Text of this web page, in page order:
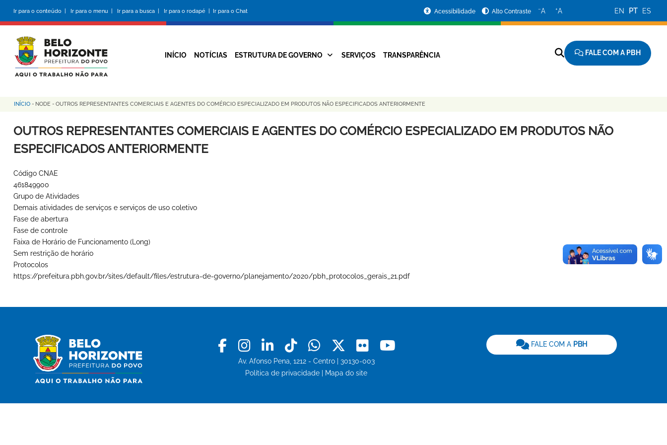
conteúdo
principal
Ir para o conteúdo | Ir para o menu | Ir para a busca | Ir para o rodapé | Ir para o Chat
da
Prefeitura
Acessibilidade Alto Contraste −A +A EN PT ES
Navegação
INÍCIO NOTÍCIAS ESTRUTURA DE GOVERNO SERVIÇOS TRANSPARÊNCIA FALE COM A PBH
Trilha
de
navegação
INÍCIO - NODE - OUTROS REPRESENTANTES COMERCIAIS E AGENTES DO COMÉRCIO ESPECIALIZADO EM PRODUTOS NÃO ESPECIFICADOS ANTERIORMENTE
OUTROS REPRESENTANTES COMERCIAIS E AGENTES DO COMÉRCIO ESPECIALIZADO EM PRODUTOS NÃO
ESPECIFICADOS ANTERIORMENTE
Código CNAE
461849900
Grupo de Atividades
Demais atividades de serviços e serviços de uso coletivo
Fase de abertura
Fase de controle
Faixa de Horário de Funcionamento (Long)
Sem restrição de horário
Protocolos
https://prefeitura.pbh.gov.br/sites/default/files/estrutura-de-governo/planejamento/2020/pbh_protocolos_gerais_21.pdf
Facebook
Instagram
LinkedinTiktokWhatsapp
X Flickr
Av. Afonso Pena, 1212 - Centro | 30130-003
Política de privacidade
Mapa do site
FALE COM A PBH